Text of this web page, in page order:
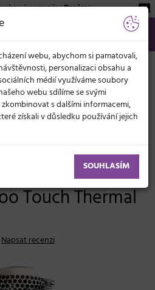
kosmetikuBeviro!
Kč
Kartáče Dřevěné Kulaté
kartáč Olivia
Touch Thermal
Napsat recenzi
webu, abychom si pamatovali,
personalizaci obsahu a
médií využíváme soubory
webu sdílíme se svými
s dalšími informacemi,
získali v důsledku používání jejich
SOUHLASÍM